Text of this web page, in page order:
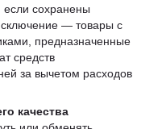
если сохранены
— товары с
предназначенные
средств
за вычетом расходов
качества